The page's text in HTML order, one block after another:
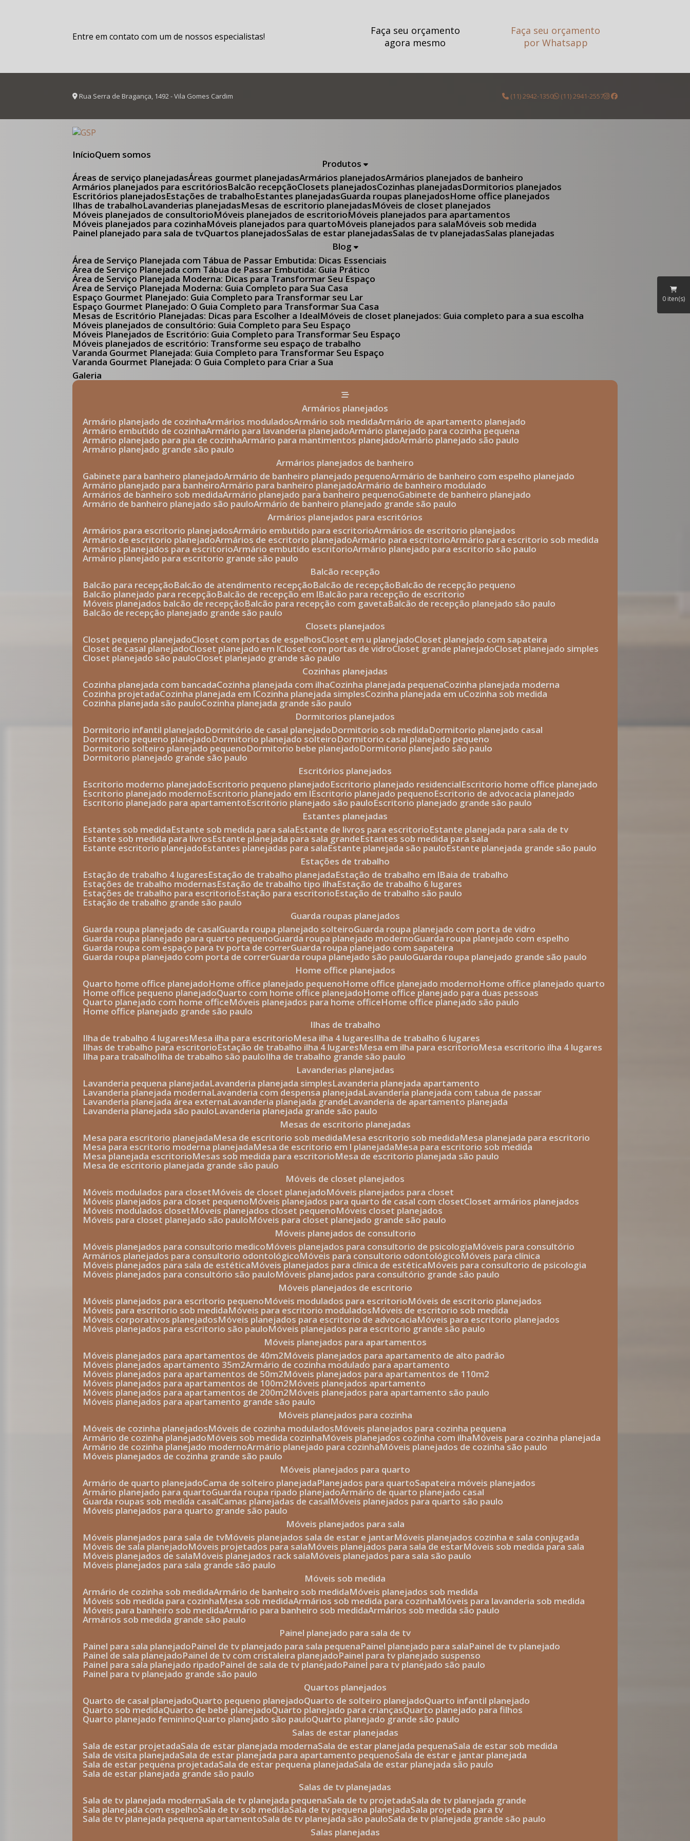
Entre em contato com um de nossos especialistas!
Faça seu orçamento
agora mesmo
Faça seu orçamento
por Whatsapp
Rua Serra de Bragança, 1492 - Vila Gomes Cardim (11) 2942-1350 (11) 2941-2557
Início Quem somos
Produtos
Áreas de serviço planejadas Áreas gourmet planejadas Armários planejados Armários planejados de banheiro
Armários planejados para escritórios Balcão recepção Closets planejados Cozinhas planejadas Dormitorios planejados
Escritórios planejados Estações de trabalho Estantes planejadas Guarda roupas planejados Home office planejados
Ilhas de trabalho Lavanderias planejadas Mesas de escritorio planejadas Móveis de closet planejados
Móveis planejados de consultorio Móveis planejados de escritorio Móveis planejados para apartamentos
Móveis planejados para cozinha Móveis planejados para quarto Móveis planejados para sala Móveis sob medida
Painel planejado para sala de tv Quartos planejados Salas de estar planejadas Salas de tv planejadas Salas planejadas
Blog
Área de Serviço Planejada com Tábua de Passar Embutida: Dicas Essenciais
Área de Serviço Planejada com Tábua de Passar Embutida: Guia Prático
Área de Serviço Planejada Moderna: Dicas para Transformar Seu Espaço
Área de Serviço Planejada Moderna: Guia Completo para Sua Casa
Espaço Gourmet Planejado: Guia Completo para Transformar seu Lar
Espaço Gourmet Planejado: O Guia Completo para Transformar Sua Casa
Mesas de Escritório Planejadas: Dicas para Escolher a Ideal Móveis de closet planejados: Guia completo para a sua escolha
Móveis planejados de consultório: Guia Completo para Seu Espaço
Móveis Planejados de Escritório: Guia Completo para Transformar Seu Espaço
Móveis planejados de escritório: Transforme seu espaço de trabalho
Varanda Gourmet Planejada: Guia Completo para Transformar Seu Espaço
Varanda Gourmet Planejada: O Guia Completo para Criar a Sua
Galeria
armários planejados
armário planejado de cozinha armários modulados armário sob medida armário de apartamento planejado
armário embutido de cozinha armário para lavanderia planejado armário planejado para cozinha pequena
armário planejado para pia de cozinha armário para mantimentos planejado armário planejado são paulo
armário planejado grande são paulo
armários planejados de banheiro
gabinete para banheiro planejado armário de banheiro planejado pequeno armário de banheiro com espelho planejado
armário planejado para banheiro armário para banheiro planejado armário de banheiro modulado
armários de banheiro sob medida armário planejado para banheiro pequeno gabinete de banheiro planejado
armário de banheiro planejado são paulo armário de banheiro planejado grande são paulo
armários planejados para escritórios
armários para escritorio planejados armário embutido para escritorio armários de escritorio planejados
armário de escritorio planejado armários de escritorio planejado armário para escritorio armário para escritorio sob medida
armários planejados para escritorio armário embutido escritorio armário planejado para escritorio são paulo
armário planejado para escritorio grande são paulo
balcão recepção
balcão para recepção
balcão de atendimento recepção balcão de recepção balcão de recepção pequeno
balcão planejado para recepção balcão de recepção em l balcão para recepção de escritorio
móveis planejados balcão de recepção balcão para recepção com gaveta balcão de recepção planejado são paulo
balcão de recepção planejado grande são paulo
closets planejados
closet pequeno planejado closet com portas de espelhos closet em u planejado closet planejado com sapateira
closet de casal planejado closet planejado em l closet com portas de vidro closet grande planejado closet planejado simples
closet planejado são paulo closet planejado grande são paulo
cozinhas planejadas
cozinha planejada com bancada cozinha planejada com ilha cozinha planejada pequena cozinha planejada moderna
cozinha projetada cozinha planejada em l cozinha planejada simples cozinha planejada em u cozinha sob medida
cozinha planejada são paulo cozinha planejada grande são paulo
dormitorios planejados
dormitorio infantil planejado
dormitório de casal planejado dormitorio sob medida dormitorio planejado casal
dormitorio pequeno planejado dormitorio planejado solteiro dormitorio casal planejado pequeno
dormitorio solteiro planejado pequeno dormitorio bebe planejado dormitorio planejado são paulo
dormitorio planejado grande são paulo
escritórios planejados
escritorio moderno planejado escritorio pequeno planejado escritorio planejado residencial escritorio home office planejado
escritorio planejado moderno escritorio planejado em l escritorio planejado pequeno escritorio de advocacia planejado
escritorio planejado para apartamento escritorio planejado são paulo escritorio planejado grande são paulo
estantes planejadas
estantes sob medida estante sob medida para sala estante de livros para escritorio estante planejada para sala de tv
estante sob medida para livros estante planejada para sala grande estantes sob medida para sala
estante escritorio planejado estantes planejadas para sala estante planejada são paulo estante planejada grande são paulo
estações de trabalho
estação de trabalho 4 lugares estação de trabalho planejada estação de trabalho em l baia de trabalho
estações de trabalho modernas estação de trabalho tipo ilha estação de trabalho 6 lugares
estações de trabalho para escritorio estação para escritorio estação de trabalho são paulo
estação de trabalho grande são paulo
guarda roupas planejados
guarda roupa planejado de casal
guarda roupa planejado solteiro guarda roupa planejado com porta de vidro
guarda roupa planejado para quarto pequeno guarda roupa planejado moderno guarda roupa planejado com espelho
guarda roupa com espaço para tv porta de correr guarda roupa planejado com sapateira
guarda roupa planejado com porta de correr guarda roupa planejado são paulo
guarda roupa planejado grande são paulo
home office planejados
quarto home office planejado
home office planejado pequeno home office planejado moderno home office planejado quarto
home office pequeno planejado quarto com home office planejado home office planejado para duas pessoas
quarto planejado com home office móveis planejados para home office home office planejado são paulo
home office planejado grande são paulo
ilhas de trabalho
ilha de trabalho 4 lugares
mesa ilha para escritorio mesa ilha 4 lugares ilha de trabalho 6 lugares
ilhas de trabalho para escritorio estação de trabalho ilha 4 lugares mesa em ilha para escritorio mesa escritorio ilha 4 lugares
ilha para trabalho ilha de trabalho são paulo ilha de trabalho grande são paulo
lavanderias planejadas
lavanderia pequena planejada lavanderia planejada simples lavanderia planejada apartamento
lavanderia planejada moderna lavanderia com despensa planejada lavanderia planejada com tabua de passar
lavanderia planejada área externa lavanderia planejada grande lavanderia de apartamento planejada
lavanderia planejada são paulo lavanderia planejada grande são paulo
mesas de escritorio planejadas
mesa para escritorio planejada
mesa de escritorio sob medida mesa escritorio sob medida mesa planejada para escritorio
mesa para escritorio moderna planejada mesa de escritorio em l planejada mesa para escritorio sob medida
mesa planejada escritorio mesas sob medida para escritorio mesa de escritorio planejada são paulo
mesa de escritorio planejada grande são paulo
móveis de closet planejados
móveis modulados para closet
móveis de closet planejado móveis planejados para closet
móveis planejados para closet pequeno móveis planejados para quarto de casal com closet closet armários planejados
móveis modulados closet móveis planejados closet pequeno móveis closet planejados
móveis para closet planejado são paulo
móveis para closet planejado grande são paulo
móveis planejados de consultorio
móveis planejados para consultorio medico
móveis planejados para consultorio de psicologia móveis para consultório
armários planejados para consultorio odontológico móveis para consultorio odontológico móveis para clínica
móveis planejados para sala de estética móveis planejados para clínica de estética móveis para consultorio de psicologia
móveis planejados para consultório são paulo
móveis planejados para consultório grande são paulo
móveis planejados de escritorio
móveis planejados para escritorio pequeno
móveis modulados para escritorio móveis de escritorio planejados
móveis para escritorio sob medida móveis para escritorio modulados móveis de escritorio sob medida
móveis corporativos planejados móveis planejados para escritorio de advocacia móveis para escritorio planejados
móveis planejados para escritorio são paulo
móveis planejados para escritorio grande são paulo
móveis planejados para apartamentos
móveis planejados para apartamentos de 40m2
móveis planejados para apartamento de alto padrão
móveis planejados apartamento 35m2 armário de cozinha modulado para apartamento
móveis planejados para apartamentos de 50m2 móveis planejados para apartamentos de 110m2
móveis planejados para apartamentos de 100m2 móveis planejados apartamento
móveis planejados para apartamentos de 200m2 móveis planejados para apartamento são paulo
móveis planejados para apartamento grande são paulo
móveis planejados para cozinha
móveis de cozinha planejados
móveis de cozinha modulados móveis planejados para cozinha pequena
armário de cozinha planejado móveis sob medida cozinha móveis planejados cozinha com ilha móveis para cozinha planejada
armário de cozinha planejado moderno armário planejado para cozinha móveis planejados de cozinha são paulo
móveis planejados de cozinha grande são paulo
móveis planejados para quarto
armário de quarto planejado cama de solteiro planejada planejados para quarto sapateira móveis planejados
armário planejado para quarto guarda roupa ripado planejado armário de quarto planejado casal
guarda roupas sob medida casal camas planejadas de casal móveis planejados para quarto são paulo
móveis planejados para quarto grande são paulo
móveis planejados para sala
móveis planejados para sala de tv
móveis planejados sala de estar e jantar móveis planejados cozinha e sala conjugada
móveis de sala planejado móveis projetados para sala móveis planejados para sala de estar móveis sob medida para sala
móveis planejados de sala móveis planejados rack sala móveis planejados para sala são paulo
móveis planejados para sala grande são paulo
móveis sob medida
armário de cozinha sob medida armário de banheiro sob medida móveis planejados sob medida
móveis sob medida para cozinha mesa sob medida armários sob medida para cozinha móveis para lavanderia sob medida
móveis para banheiro sob medida armário para banheiro sob medida armários sob medida são paulo
armários sob medida grande são paulo
painel planejado para sala de tv
painel para sala planejado painel de tv planejado para sala pequena painel planejado para sala painel de tv planejado
painel de sala planejado painel de tv com cristaleira planejado painel para tv planejado suspenso
painel para sala planejado ripado painel de sala de tv planejado painel para tv planejado são paulo
painel para tv planejado grande são paulo
quartos planejados
quarto de casal planejado
quarto pequeno planejado quarto de solteiro planejado quarto infantil planejado
quarto sob medida quarto de bebê planejado quarto planejado para crianças quarto planejado para filhos
quarto planejado feminino quarto planejado são paulo
quarto planejado grande são paulo
salas de estar planejadas
sala de estar projetada sala de estar planejada moderna sala de estar planejada pequena sala de estar sob medida
sala de visita planejada sala de estar planejada para apartamento pequeno sala de estar e jantar planejada
sala de estar pequena projetada sala de estar pequena planejada sala de estar planejada são paulo
sala de estar planejada grande são paulo
salas de tv planejadas
sala de tv planejada moderna sala de tv planejada pequena sala de tv projetada sala de tv planejada grande
sala planejada com espelho sala de tv sob medida sala de tv pequena planejada sala projetada para tv
sala de tv planejada pequena apartamento sala de tv planejada são paulo sala de tv planejada grande são paulo
salas planejadas
0 iten(s)